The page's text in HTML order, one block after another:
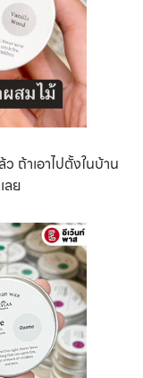
ถ้าเอาไปตั้งในบ้าน
ลย